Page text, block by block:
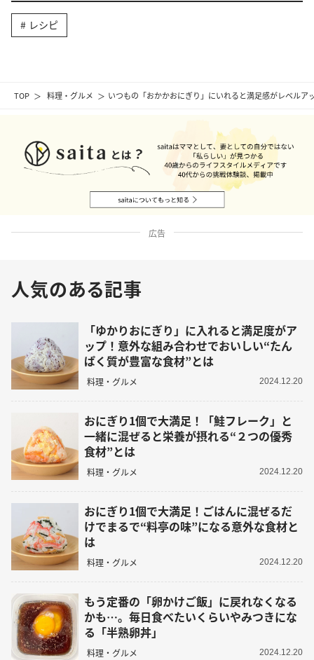
TOP 料理・グルメ いつもの「おかかおにぎり」にいれると満足感がレベルア
レシピ
広告
人気のある記事
「ゆかりおにぎり」に入れると満足度がア
ップ！意外な組み合わせでおいしい“たん
ぱく質が豊富な食材”とは
料理・グルメ 2024.12.20
おにぎり1個で大満足！「鮭フレーク」と
一緒に混ぜると栄養が摂れる“２つの優秀
食材”とは
料理・グルメ 2024.12.20
おにぎり1個で大満足！ごはんに混ぜるだ
けでまるで“料亭の味”になる意外な食材と
は
料理・グルメ 2024.12.20
もう定番の「卵かけご飯」に戻れなくなる
かも…。毎日食べたいくらいやみつきにな
る「半熟卵丼」
料理・グルメ 2024.12.20